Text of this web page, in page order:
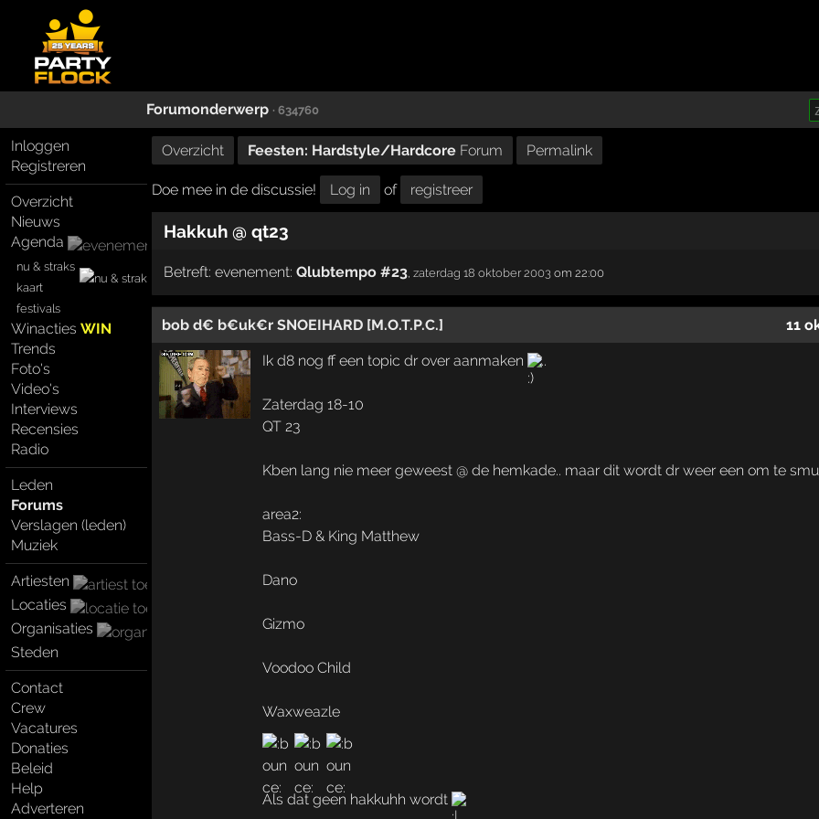
Forumonderwerp · 634760
Inloggen
Registreren
Overzicht
Nieuws
Agenda
nu & straks
kaart
festivals
WinactiesWIN
Trends
Foto's
Video's
Interviews
Recensies
Radio
Leden
Forums
Verslagen (leden)
Muziek
Artiesten
Locaties
Organisaties
Steden
Contact
Crew
Vacatures
Donaties
Beleid
Help
Adverteren
Overzicht Feesten: Hardstyle/Hardcore Forum Permalink
Doe mee in de discussie! Log in of registreer
Hakkuh @ qt23
Betreft: evenement: Qlubtempo #23, zaterdag 18 oktober 2003 om 22:00
bob d€ b€uk€r SNOEIHARD [M.O.T.P.C.] 11
Ik d8 nog ff een topic dr over aanmaken ..
Zaterdag 18-10
QT 23
Kben lang nie meer geweest @ de hemkade.. maar dit wordt dr weer een om te
area2:
Bass-D & King Matthew
Dano
Gizmo
Voodoo Child
Waxweazle
Als dat geen hakkuhh wordt